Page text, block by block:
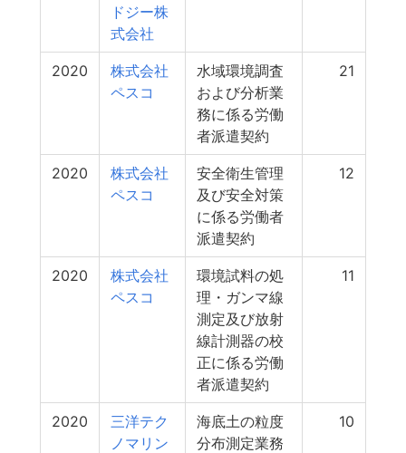
ドジー株
式会社
2020
株式会社
ペスコ
水域環境調査
および分析業
務に係る労働
者派遣契約
21
2020
株式会社
ペスコ
安全衛生管理
及び安全対策
に係る労働者
派遣契約
12
2020
株式会社
ペスコ
環境試料の処
理・ガンマ線
測定及び放射
線計測器の校
正に係る労働
者派遣契約
11
2020
三洋テク
ノマリン
海底土の粒度
分布測定業務
10